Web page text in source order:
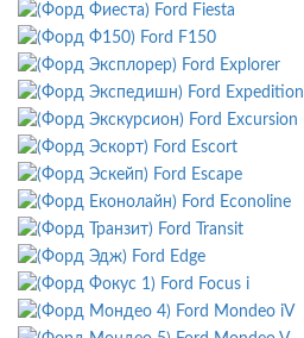
Ford Fiesta
Ford F150
Ford Explorer
Ford Expedition
Ford Excursion
Ford Escort
Ford Escape
Ford Econoline
Ford Transit
Ford Edge
Ford Focus i
Ford Mondeo iV